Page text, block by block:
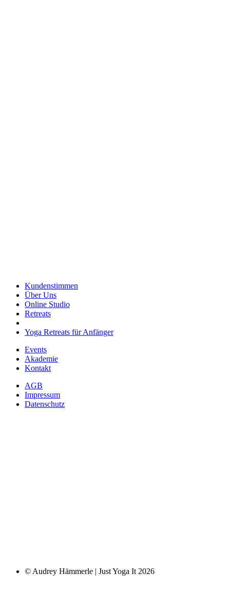
Kundenstimmen
Über Uns
Online Studio
Retreats
Yoga Retreats für Anfänger
Events
Akademie
Kontakt
AGB
Impressum
Datenschutz
© Audrey Hämmerle | Just Yoga It 2026